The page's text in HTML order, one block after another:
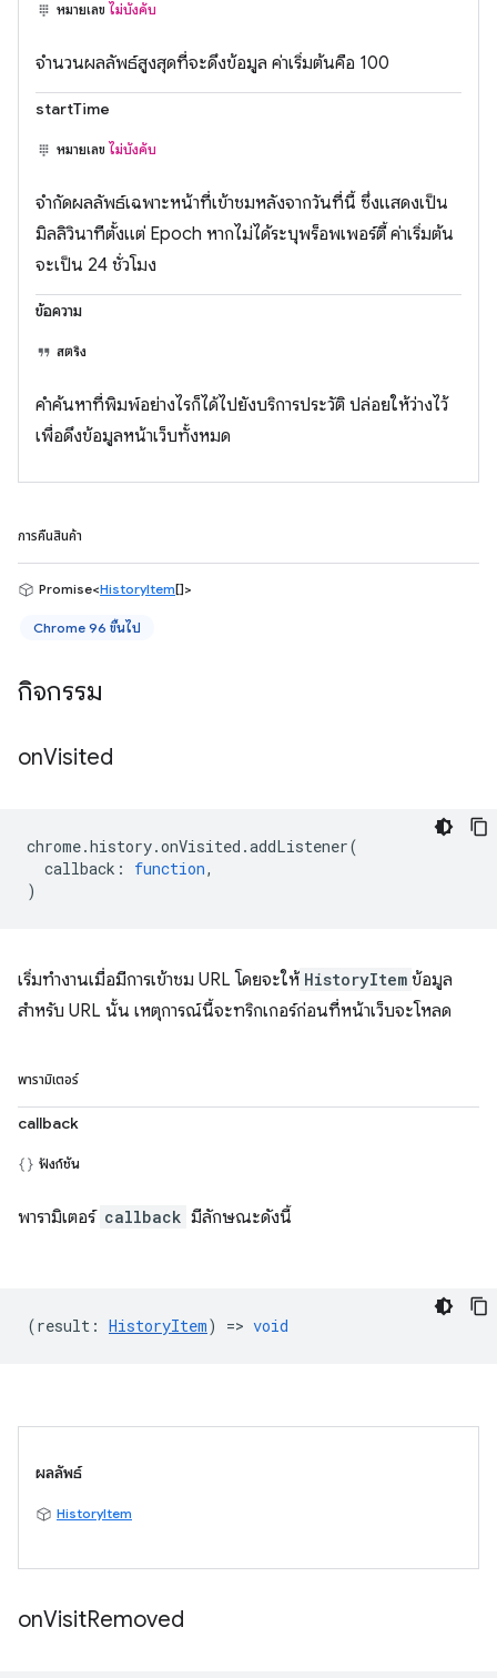
หมายเลข ไม่บังคับ
จำนวนผลลัพธ์สูงสุดที่จะดึงข้อมูล ค่าเริ่มต้นคือ 100
startTime
หมายเลข ไม่บังคับ
จำกัดผลลัพธ์เฉพาะหน้าที่เข้าชมหลังจากวันที่นี้ ซึ่งแสดงเป็น
มิลลิวินาทีตั้งแต่ Epoch หากไม่ได้ระบุพร็อพเพอร์ตี้ ค่าเริ่มต้น
จะเป็น 24 ชั่วโมง
ข้อความ
สตริง
คำค้นหาที่พิมพ์อย่างไรก็ได้ไปยังบริการประวัติ ปล่อยให้ว่างไว้
เพื่อดึงข้อมูลหน้าเว็บทั้งหมด
การคืนสินค้า
Promise<HistoryItem[]>
Chrome 96 ขึ้นไป
กิจกรรม
onVisited
chrome.history.onVisited .addListener(
callback : function,
)
เริ่มทำงานเมื่อมีการเข้าชม URL โดยจะให้ HistoryItem ข้อมูล
สำหรับ URL นั้น เหตุการณ์นี้จะทริกเกอร์ก่อนที่หน้าเว็บจะโหลด
พารามิเตอร์
callback
ฟังก์ชัน
พารามิเตอร์ callback มีลักษณะดังนี้
(result : HistoryItem) => void
ผลลัพธ์
HistoryItem
onVisitRemoved